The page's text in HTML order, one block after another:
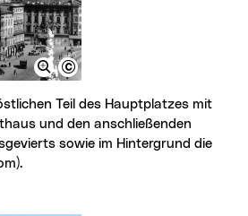
und den anschließenden
sowie im Hintergrund die